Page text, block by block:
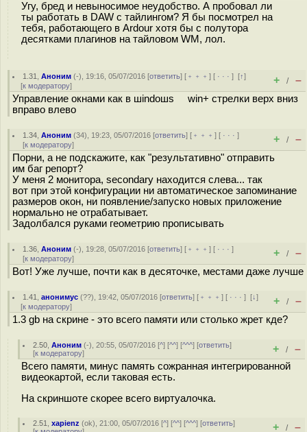
Угу, бред и невыносимое неудобство. А пробовал ли
ты работать в DAW с тайлингом? Я бы посмотрел на
тебя, работающего в Ardour хотя бы с полутора
десятками плагинов на тайловом WM, лол.
1.31 ,Аноним (-), 19:16, 05/07/2016 [ответить] [ ﹢﹢﹢] [ · · ·][↑]
[к модератору] + / –
Управление окнами как в шindoшs win+ стрелки верх вниз
вправо влево
1.34 ,Аноним (34), 19:23, 05/07/2016 [ответить] [ ﹢﹢﹢] [ · · ·]
[к модератору] + / –
Порни, а не подскажите, как "результативно" отправить
им баг репорт?
У меня 2 монитора, secondary находится слева... так
вот при этой конфигурации ни автоматическое запоминание
размеров окон, ни появление/запуско новых приложение
нормально не отрабатывает.
Задолбался руками геометрию прописывать
1.36 ,Аноним (-), 19:28, 05/07/2016 [ответить] [ ﹢﹢﹢] [ · · ·]
[к модератору] + / –
Вот! Уже лучше, почти как в десяточке, местами даже лучше
1.41 ,анонимус (??), 19:42, 05/07/2016 [ответить] [ ﹢﹢﹢] [ · · ·][↓]
[к модератору] + / –
1.3 gb на скрине - это всего памяти или столько жрет кде?
2.50 ,Аноним (-), 20:55, 05/07/2016 [^] [^^] [^^^] [ответить]
[к модератору] + / –
Всего памяти, минус память сожранная интегрированной
видеокартой, если таковая есть.
На скриншоте скорее всего виртуалочка.
2.51 ,xapienz (ok), 21:00, 05/07/2016 [^] [^^] [^^^] [ответить]
+ / –